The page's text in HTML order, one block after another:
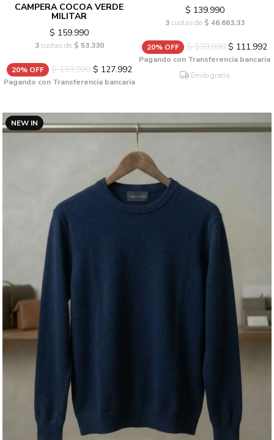
CAMPERA COCOA VERDE
MILITAR
$ 159.990
3cuotas de $ 53.330
20% OFF $ 159.990$ 127.992
Pagando con Transferencia bancaria
$ 139.990
3cuotas de $ 46.663,33
20% OFF $ 139.990 $ 111.992
Pagando con Transferencia bancaria
Envío gratis
NEW IN